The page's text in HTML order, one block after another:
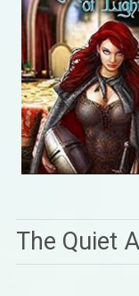
The Quiet